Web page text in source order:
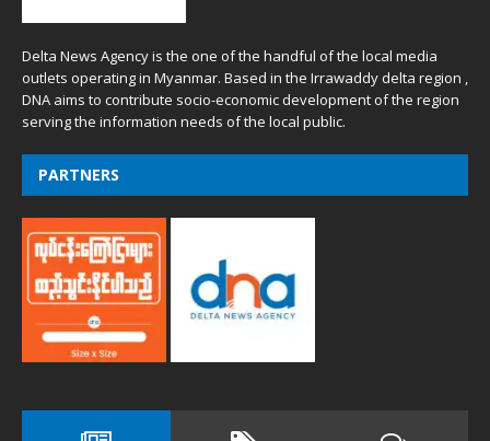
Delta News Agency is the one of the handful of the local media
outlets operating in Myanmar. Based in the Irrawaddy delta region ,
DNA aims to contribute socio-economic development of the region
serving the information needs of the local public.
PARTNERS